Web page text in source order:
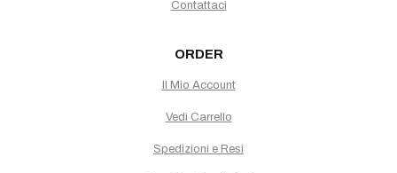
Contattaci
ORDER
Il Mio Account
Vedi Carrello
Spedizioni e Resi